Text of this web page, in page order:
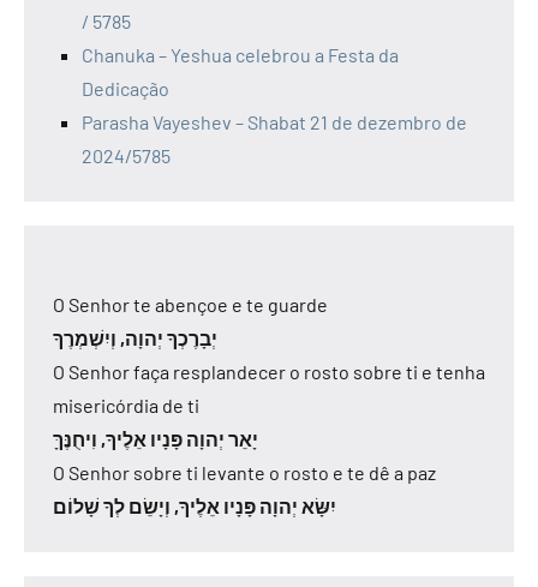
/ 5785
Chanuka – Yeshua celebrou a Festa da
Dedicação
Parasha Vayeshev – Shabat 21 de dezembro de
2024/5785
O Senhor te abençoe e te guarde
יְבָרֶכְךָ יְהוָה, וְיִשְׁמְרֶךָ
O Senhor faça resplandecer o rosto sobre ti e tenha
misericórdia de ti
יָאֵר יְהוָה פָּנָיו אֵלֶיךָ, וִיחֻנֶּךָּ
O Senhor sobre ti levante o rosto e te dê a paz
יִשָּׂא יְהוָה פָּנָיו אֵלֶיךָ, וְיָשֵׂם לְךָ שָׁלוֹם